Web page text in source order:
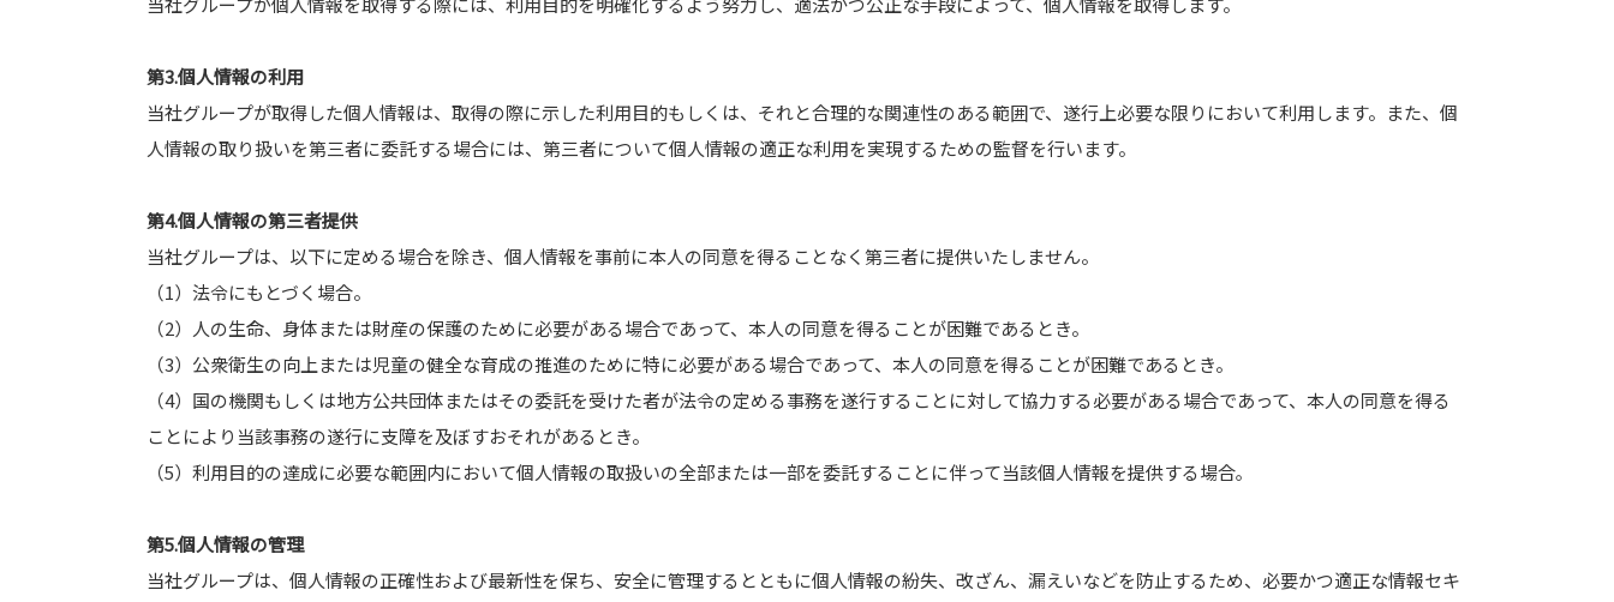
第3.個人情報の利用
当社グループが取得した個人情報は、取得の際に示した利用目的もしくは、それと合理的な関連性のある範囲で、遂行上必要な限りにおいて利用します。また、個
人情報の取り扱いを第三者に委託する場合には、第三者について個人情報の適正な利用を実現するための監督を行います。
第4.個人情報の第三者提供
当社グループは、以下に定める場合を除き、個人情報を事前に本人の同意を得ることなく第三者に提供いたしません。
（1）法令にもとづく場合。
（2）人の生命、身体または財産の保護のために必要がある場合であって、本人の同意を得ることが困難であるとき。
（3）公衆衛生の向上または児童の健全な育成の推進のために特に必要がある場合であって、本人の同意を得ることが困難であるとき。
（4）国の機関もしくは地方公共団体またはその委託を受けた者が法令の定める事務を遂行することに対して協力する必要がある場合であって、本人の同意を得る
ことにより当該事務の遂行に支障を及ぼすおそれがあるとき。
（5）利用目的の達成に必要な範囲内において個人情報の取扱いの全部または一部を委託することに伴って当該個人情報を提供する場合｡
第5.個人情報の管理
当社グループは、個人情報の正確性および最新性を保ち、安全に管理するとともに個人情報の紛失、改ざん、漏えいなどを防止するため、必要かつ適正な情報セキ